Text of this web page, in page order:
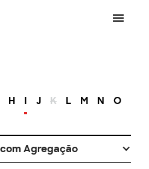
H I J K L M N O
Agregação